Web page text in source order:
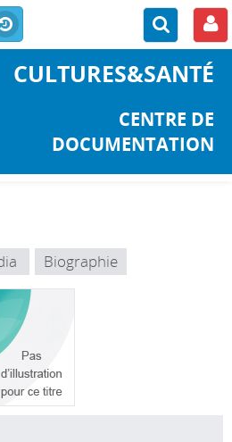
CULTURES&SANTÉ
CENTRE DE
DOCUMENTATION
Biographie